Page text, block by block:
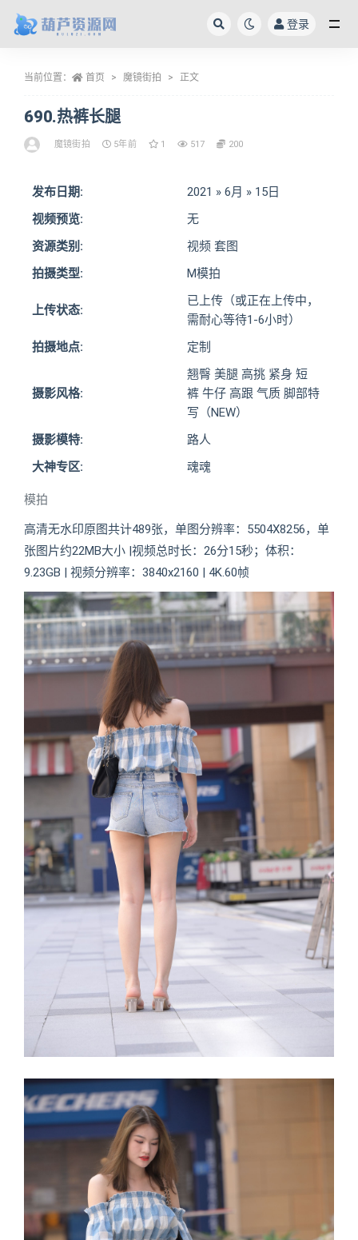
登录
当前位置： 首页 魔镜街拍 正文
690.热裤长腿
魔镜街拍 5年前 1 517 200
模拍
发布日期:
2021 » 6月 » 15日
视频预览:
无
资源类别:
视频 套图
拍摄类型:
M模拍
上传状态:
已上传（或正在上传中，
需耐心等待1-6小时）
拍摄地点:
定制
摄影风格:
翘臀 美腿 高挑 紧身 短
裤 牛仔 高跟 气质 脚部特
写（NEW）
摄影模特:
路人
大神专区:
魂魂
高清无水印原图共计489张，单图分辨率：5504X8256，单
张图片约22MB大小 |视频总时长：26分15秒；体积：
9.23GB | 视频分辨率：3840x2160 | 4K.60帧